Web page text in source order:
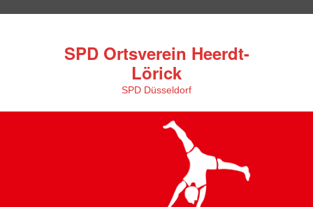
SPD Ortsverein Heerdt-
Lörick
SPD Düsseldorf